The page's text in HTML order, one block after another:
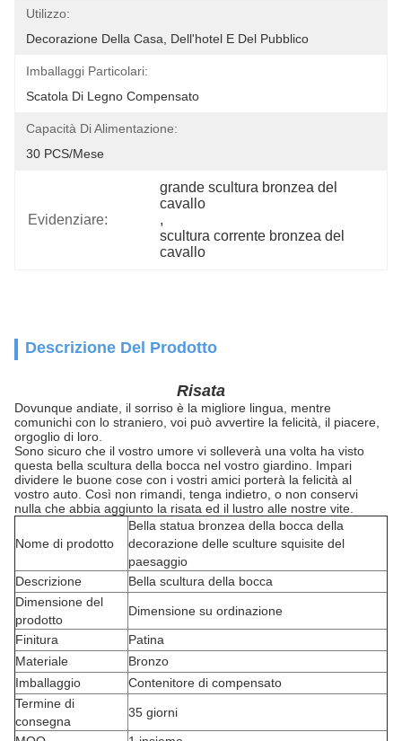
Utilizzo:
Decorazione Della Casa, Dell'hotel E Del Pubblico
Imballaggi Particolari:
Scatola Di Legno Compensato
Capacità Di Alimentazione:
30 PCS/mese
Evidenziare:
grande scultura bronzea del
cavallo
,
scultura corrente bronzea del
cavallo
Descrizione Del Prodotto
Risata
Dovunque andiate, il sorriso è la migliore lingua, mentre
comunichi con lo straniero, voi può avvertire la felicità, il piacere,
orgoglio di loro.
Sono sicuro che il vostro umore vi solleverà una volta ha visto
questa bella scultura della bocca nel vostro giardino. Impari
dividere le buone cose con i vostri amici porterà la felicità al
vostro auto. Così non rimandi, tenga indietro, o non conservi
nulla che abbia aggiunto la risata ed il lustro alle nostre vite.
Nome di prodotto
Bella statua bronzea della bocca della
decorazione delle sculture squisite del
paesaggio
Descrizione
Bella scultura della bocca
Dimensione del
prodotto
Dimensione su ordinazione
Finitura
Patina
Materiale
Bronzo
Imballaggio
Contenitore di compensato
Termine di
consegna
35 giorni